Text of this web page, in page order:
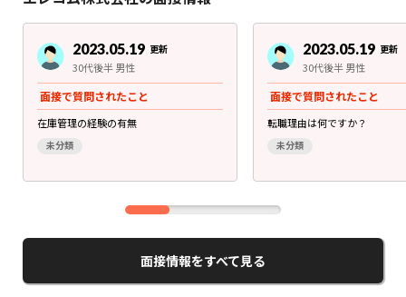
2023.05.19 更新
30代後半 男性
面接で質問されたこと
在庫管理の経験の有無
未分類
2023.05.19 更新
30代後半 男性
面接で質問されたこと
転職理由は何ですか？
未分類
面接情報をすべて見る